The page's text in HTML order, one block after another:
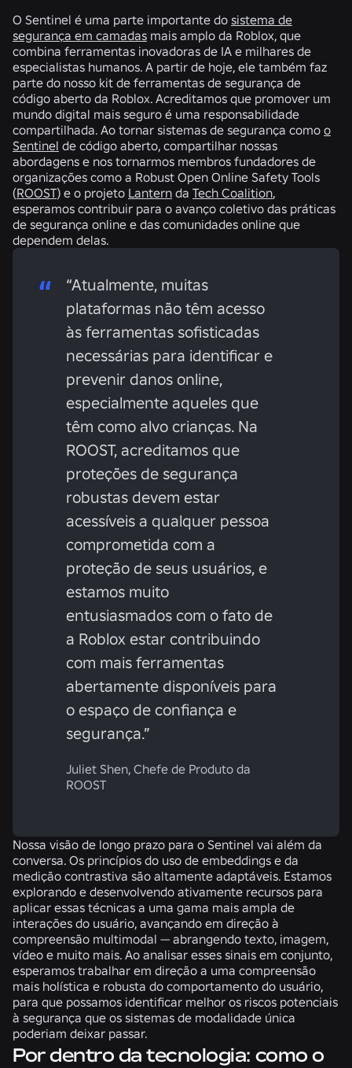
O Sentinel é uma parte importante do sistema de
segurança em camadas mais amplo da Roblox, que
combina ferramentas inovadoras de IA e milhares de
especialistas humanos. A partir de hoje, ele também faz
parte do nosso kit de ferramentas de segurança de
código aberto da Roblox. Acreditamos que promover um
mundo digital mais seguro é uma responsabilidade
compartilhada. Ao tornar sistemas de segurança como o
Sentinel de código aberto, compartilhar nossas
abordagens e nos tornarmos membros fundadores de
organizações como a Robust Open Online Safety Tools
(ROOST) e o projeto Lantern da Tech Coalition,
esperamos contribuir para o avanço coletivo das práticas
de segurança online e das comunidades online que
dependem delas.
“Atualmente, muitas
plataformas não têm acesso
às ferramentas sofisticadas
necessárias para identificar e
prevenir danos online,
especialmente aqueles que
têm como alvo crianças. Na
ROOST, acreditamos que
proteções de segurança
robustas devem estar
acessíveis a qualquer pessoa
comprometida com a
proteção de seus usuários, e
estamos muito
entusiasmados com o fato de
a Roblox estar contribuindo
com mais ferramentas
abertamente disponíveis para
o espaço de confiança e
segurança.”
Juliet Shen, Chefe de Produto da
ROOST
Nossa visão de longo prazo para o Sentinel vai além da
conversa. Os princípios do uso de embeddings e da
medição contrastiva são altamente adaptáveis. Estamos
explorando e desenvolvendo ativamente recursos para
aplicar essas técnicas a uma gama mais ampla de
interações do usuário, avançando em direção à
compreensão multimodal — abrangendo texto, imagem,
vídeo e muito mais. Ao analisar esses sinais em conjunto,
esperamos trabalhar em direção a uma compreensão
mais holística e robusta do comportamento do usuário,
para que possamos identificar melhor os riscos potenciais
à segurança que os sistemas de modalidade única
poderiam deixar passar.
Por dentro da tecnologia: como o